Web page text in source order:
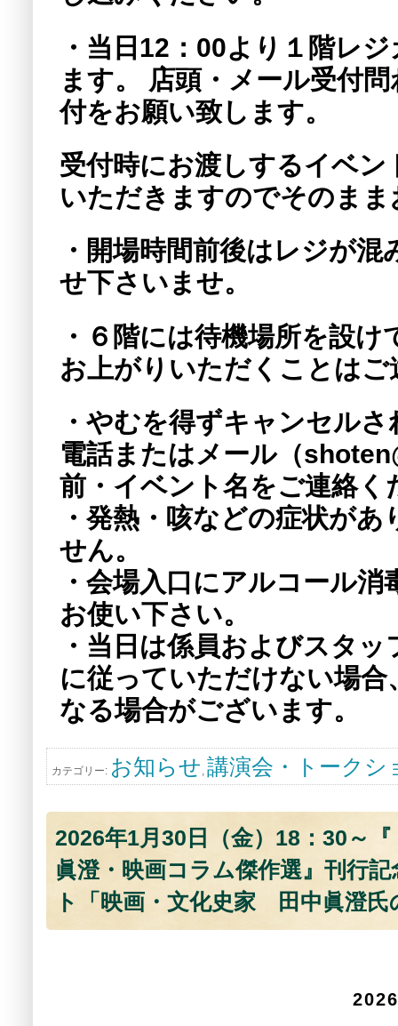
・当日12：00より１階レ
ます。 店頭・メール受付
付をお願い致します。
受付時にお渡しするイベ
いただきますのでそのま
・開場時間前後はレジが
せ下さいませ。
・６階には待機場所を設
お上がりいただくことは
・やむを得ずキャンセル
電話またはメール（
前・イベント名をご連絡く
・発熱・咳などの症状が
せん。
・会場入口にアルコール
お使い下さい。
・当日は係員およびスタ
に従っていただけない場
なる場合がございます。
カテゴリー: お知らせ , 講演会・トークシ
2026年1月30日（金）18：30～
眞澄・映画コラム傑作選』刊行
ト「映画・文化史家 田中眞澄
2026年1月30日（